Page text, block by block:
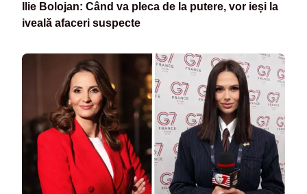
Ilie Bolojan: Când va pleca de la putere, vor ieși la
iveală afaceri suspecte